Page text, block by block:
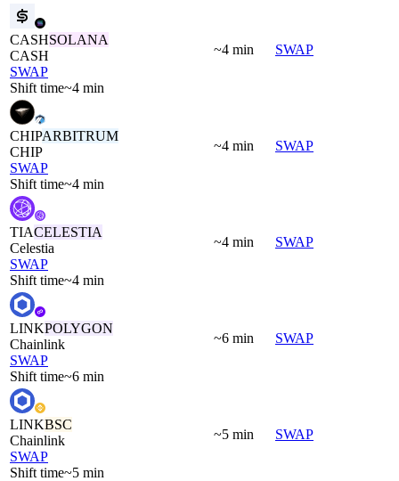
CASHSOLANA
CASH
SWAP
Shift time~4 min
~4 min SWAP
CHIPARBITRUM
CHIP
SWAP
Shift time~4 min
~4 min SWAP
TIACELESTIA
Celestia
SWAP
Shift time~4 min
~4 min SWAP
LINKPOLYGON
Chainlink
SWAP
Shift time~6 min
~6 min SWAP
LINKBSC
Chainlink
SWAP
Shift time~5 min
~5 min SWAP